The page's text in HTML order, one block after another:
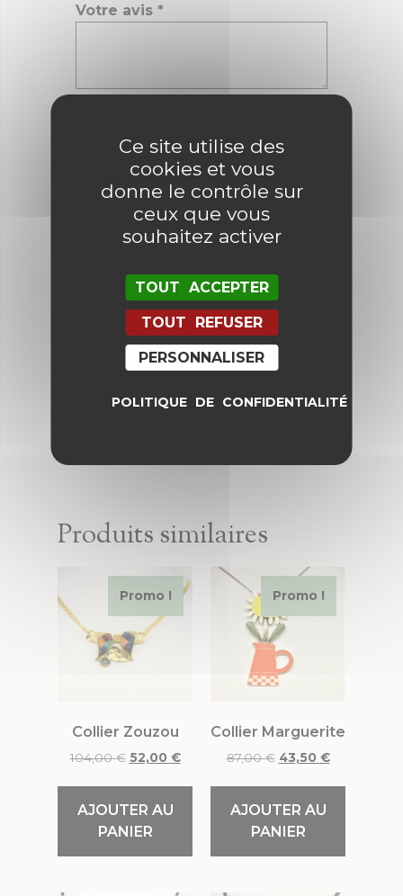
Votre avis *
E-mail
et mon site dans le navigateur
pour mon prochain commentaire.
Produits similaires
Promo !
Collier Zouzou
104,00€ 52,00 €
AJOUTER AU
PANIER
Promo !
Collier Marguerite
87,00€ 43,50 €
AJOUTER AU
PANIER
Ce site utilise des
cookies et vous
donne le contrôle sur
ceux que vous
souhaitez activer
TOUT ACCEPTER
TOUT REFUSER
PERSONNALISER
POLITIQUE DE CONFIDENTIALITÉ